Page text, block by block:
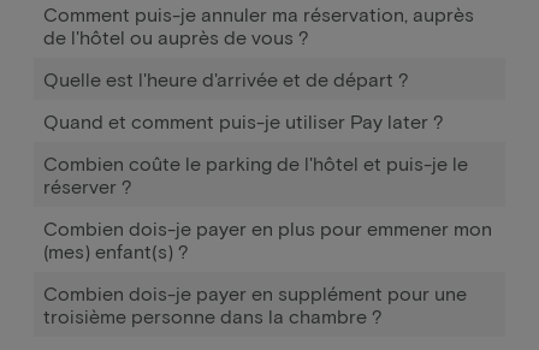
Comment puis-je annuler ma réservation, auprès
de l'hôtel ou auprès de vous ?
Quelle est l'heure d'arrivée et de départ ?
Quand et comment puis-je utiliser Pay later ?
Combien coûte le parking de l'hôtel et puis-je le
réserver ?
Combien dois-je payer en plus pour emmener mon
(mes) enfant(s) ?
Combien dois-je payer en supplément pour une
troisième personne dans la chambre ?